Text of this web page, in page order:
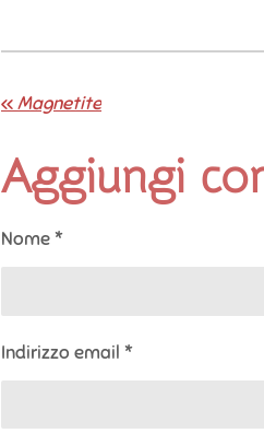
«Magnetite
Aggiungi
Nome *
Indirizzo email *